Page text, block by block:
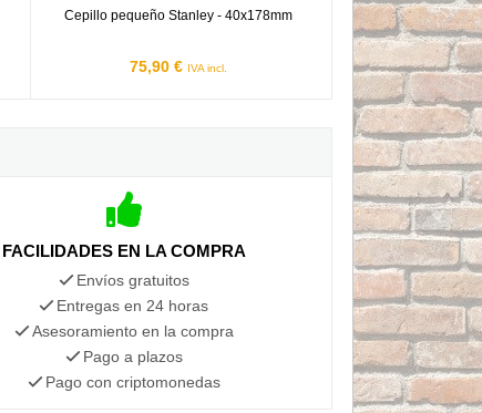
Cepillo pequeño Stanley - 40x178mm
75,90 € IVA incl.
FACILIDADES EN LA COMPRA
Envíos gratuitos
Entregas en 24 horas
Asesoramiento en la compra
Pago a plazos
Pago con criptomonedas